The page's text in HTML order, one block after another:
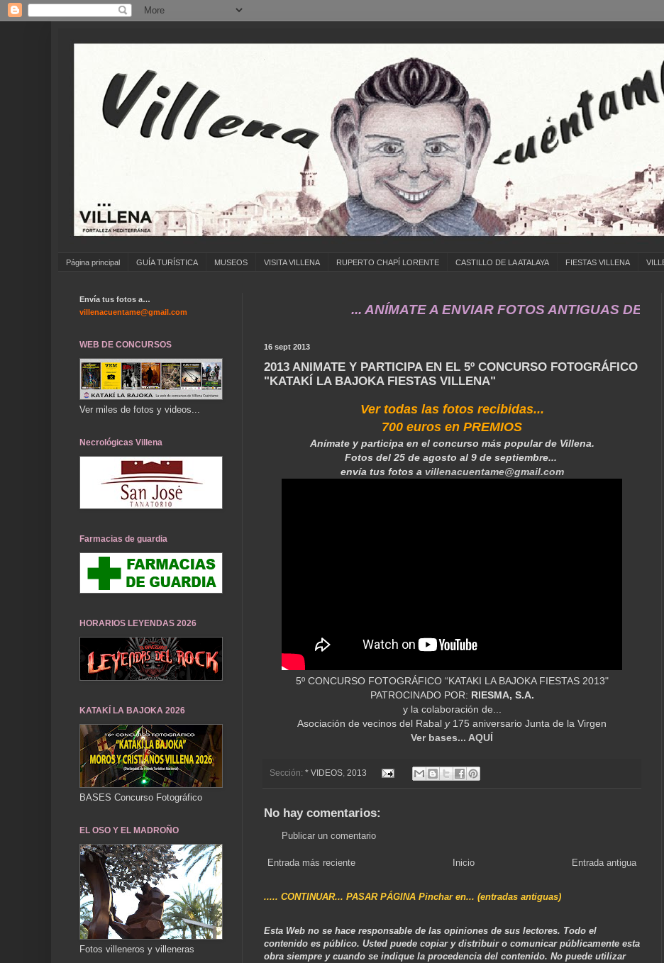
Página principal GUÍA TURÍSTICA MUSEOS VISITA VILLENA RUPERTO CHAPÍ LORENTE CASTILLO DE LA ATALAYA FIESTAS VILLENA
... ANÍMATE A ENVIAR FOTOS ANTIGUAS DE ...
16 sept 2013
2013 ANIMATE Y PARTICIPA EN EL 5º CONCURSO FOTOGRÁFICO
"KATAKÍ LA BAJOKA FIESTAS VILLENA"
Ver todas las fotos recibidas...
700 euros en PREMIOS
Anímate y participa en el concurso más popular de Villena.
Fotos del 25 de agosto al 9 de septiembre...
envía tus fotos a villenacuentame@gmail.com
5º CONCURSO FOTOGRÁFICO “KATAKI LA BAJOKA FIESTAS 2013"
PATROCINADO POR: RIESMA, S.A.
y la colaboración de...
Asociación de vecinos del Rabal y 175 aniversario Junta de la Virgen
Ver bases... AQUÍ
Sección: * VIDEOS 2013
No hay comentarios:
Publicar un comentario
Entrada más reciente Entrada antigua
Inicio
..... CONTINUAR... PASAR PÁGINA Pinchar en... (entradas antiguas)
Esta Web no se hace responsable de las opiniones de sus lectores. Todo el
contenido es público. Usted puede copiar y distribuir o comunicar públicamente esta
obra siempre y cuando se indique la procedencia del contenido. No puede utilizar
Envía tus fotos a…
villenacuentame@gmail.com
WEB DE CONCURSOS
Ver miles de fotos y videos...
Necrológicas Villena
Farmacias de guardia
HORARIOS LEYENDAS 2026
KATAKÍ LA BAJOKA 2026
BASES Concurso Fotográfico
EL OSO Y EL MADROÑO
Fotos villeneros y villeneras